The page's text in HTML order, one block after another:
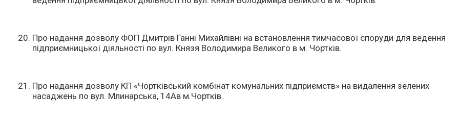
Про надання дозволу ФОП Дмитрів Ганні Михайлівні на встановлення тимчасової споруди для ведення
підприємницької діяльності по вул. Князя Володимира Великого в м. Чортків.
Про надання дозволу КП «Чортківський комбінат комунальних підприємств» на видалення зелених
насаджень по вул. Млинарська, 14Ав м.Чортків.